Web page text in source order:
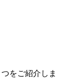
をご紹介しま